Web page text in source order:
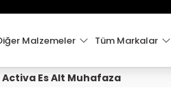
ÜZERİ KARGO ÜCRETSİZ !
Malzemeler Tüm Markalar
Activa Es Alt Muhafaza